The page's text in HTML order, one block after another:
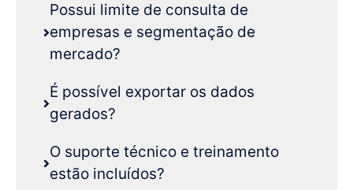
Possui limite de consulta de
empresas e segmentação de
mercado?
É possível exportar os dados
gerados?
O suporte técnico e treinamento
estão incluídos?